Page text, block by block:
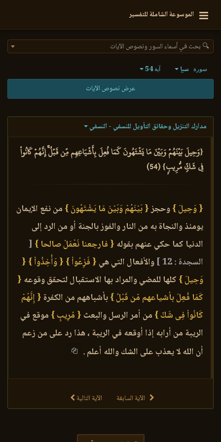
الموسوعة الشاملة للتفسير
🔍 بحث في أسماء السور ونصوص الآيات
سورة سبإ آية54
عرض نصوص الآيات
مدارك التنزيل وحقائق التأويل للنسفي - النسفي
{وَحِيلَ بَيۡنَهُمۡ وَبَيۡنَ مَا يَشۡتَهُونَ كَمَا فُعِلَ بِأَشۡيَاعِهِم مِّن قَبۡلُۚ إِنَّهُمۡ كَانُواْ
فِي شَكّٖ مُّرِيبِۭ} (54)
{ وَحِيلَ }وحجز{ بَيْنَهُمْ وَبَيْنَ مَا يَشْتَهُونَ } من نفع الإيمان
يومئذ والنجاة به من النار والفوز بالجنة أو من الرد إلى
الدنيا كما حكي عنهم بقوله { فارجعنا نَعْمَلْ صالحا } [
السجدة : 12 ]
والأفعال التي هي { فَزِعُواْ } { وَأُخِذُواْ } {
وَحِيلَ } كلها للمضي والمراد بها الاستقبال لتحقق وقوعه {
كَمَا فُعِلَ بأشياعهم مّن قَبْلُ }بأشباههم من الكفرة { إِنَّهُمْ
كَانُواْ فِى شَكّ } من أمر الرسل والبعث { مُرِيبٍ } موقع في
الريبة من أرابه إذا أوقعه في الريبة ، هذا رد على من زعم
أن الله لا يعذب على الشك والله أعلم .
الآية السابقة الآية التالية